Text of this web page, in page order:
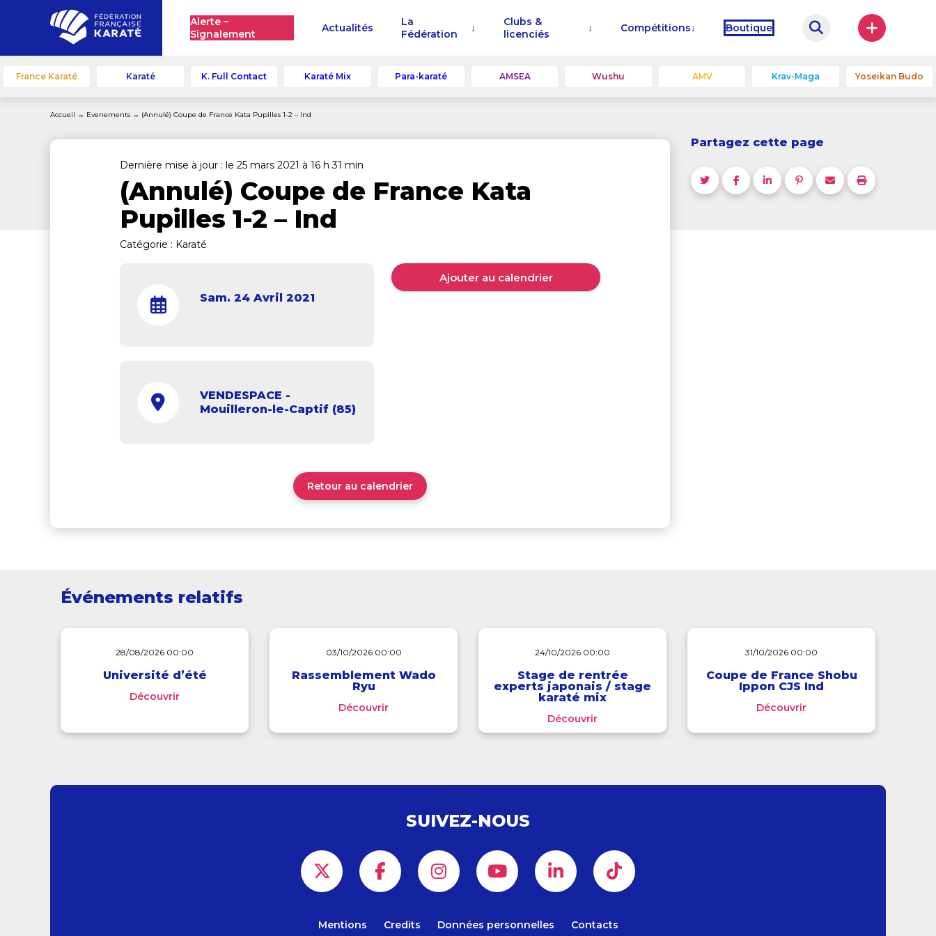
Alerte –
Signalement
Actualités
La
Fédération
Clubs &
licenciés
Compétitions Boutique
France Karaté Karaté K. Full Contact Karaté Mix Para-karaté AMSEA Wushu AMV Krav-Maga Yoseikan Budo
Accueil → Evenements → (Annulé) Coupe de France Kata Pupilles 1-2 – Ind
Dernière mise à jour : le 25 mars 2021 à 16 h 31 min
(Annulé) Coupe de France Kata
Pupilles 1-2 – Ind
Catégorie : Karaté
Sam. 24 Avril 2021
VENDESPACE -
Mouilleron-le-Captif (85)
Ajouter au calendrier
Retour au calendrier
Partagez cette page
Événements relatifs
28/08/2026 00:00
Université d’été
Découvrir
03/10/2026 00:00
Rassemblement Wado
Ryu
Découvrir
24/10/2026 00:00
Stage de rentrée
experts japonais / stage
karaté mix
Découvrir
31/10/2026 00:00
Coupe de France Shobu
Ippon CJS Ind
Découvrir
SUIVEZ-NOUS
Mentions Credits Données personnelles Contacts